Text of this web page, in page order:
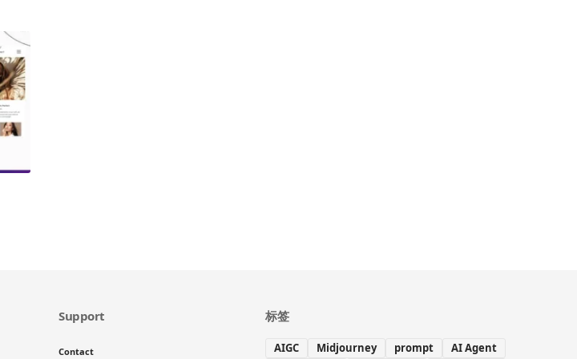
Support
Contact
标签
AIGC Midjourney prompt AI Agent